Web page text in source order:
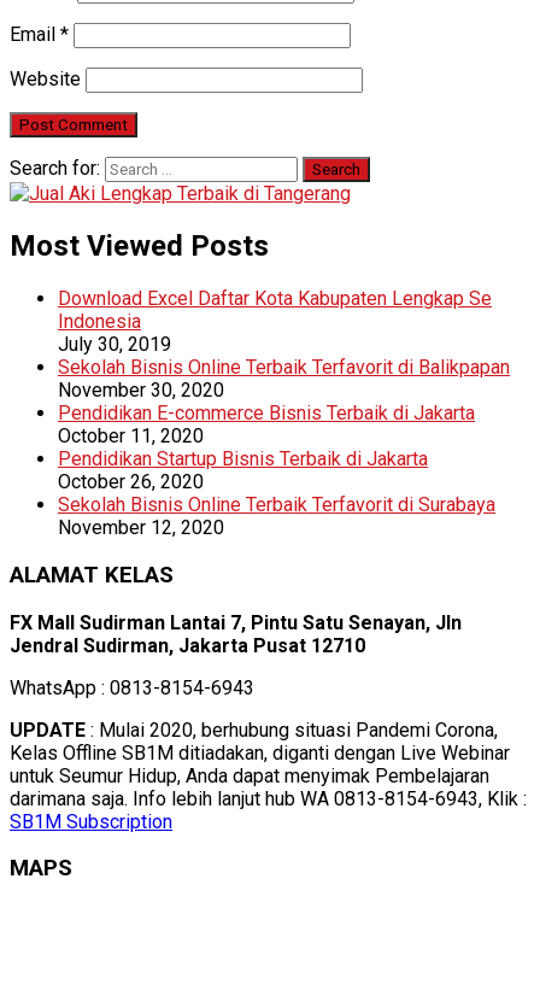
Email *
Website
Search for:
Most Viewed Posts
Download Excel Daftar Kota Kabupaten Lengkap Se
Indonesia
July 30, 2019
Sekolah Bisnis Online Terbaik Terfavorit di Balikpapan
November 30, 2020
Pendidikan E-commerce Bisnis Terbaik di Jakarta
October 11, 2020
Pendidikan Startup Bisnis Terbaik di Jakarta
October 26, 2020
Sekolah Bisnis Online Terbaik Terfavorit di Surabaya
November 12, 2020
ALAMAT KELAS
FX Mall Sudirman Lantai 7, Pintu Satu Senayan, Jln
Jendral Sudirman, Jakarta Pusat 12710
WhatsApp : 0813-8154-6943
UPDATE : Mulai 2020, berhubung situasi Pandemi Corona,
Kelas Offline SB1M ditiadakan, diganti dengan Live Webinar
untuk Seumur Hidup, Anda dapat menyimak Pembelajaran
darimana saja. Info lebih lanjut hub WA 0813-8154-6943, Klik :
SB1M Subscription
MAPS